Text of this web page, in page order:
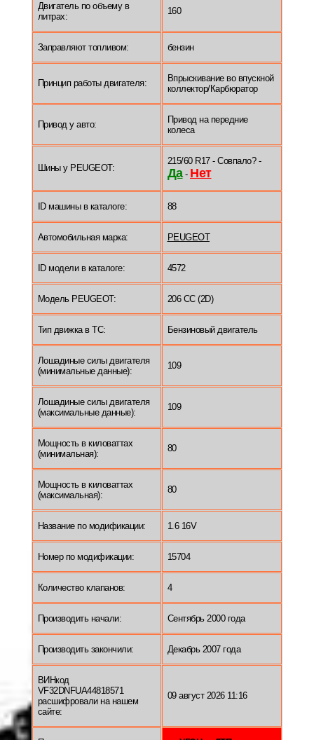
Двигатель по объему в
литрах:
160
Заправляют топливом: бензин
Принцип работы двигателя:
Впрыскивание во впускной
коллектор/Карбюратор
Привод у авто:
Привод на передние
колеса
Шины у PEUGEOT:
215/60 R17 - Совпало? -
Да- Нет
ID машины в каталоге: 88
Автомобильная марка: PEUGEOT
ID модели в каталоге: 4572
Модель PEUGEOT: 206 CC (2D)
Тип движка в ТС: Бензиновый двигатель
Лошадиные силы двигателя
(минимальные данные):
109
Лошадиные силы двигателя
(максимальные данные):
109
Мощность в киловаттах
(минимальная):
80
Мощность в киловаттах
(максимальная):
80
Название по модификации: 1.6 16V
Номер по модификации: 15704
Количество клапанов: 4
Производить начали: Сентябрь 2000 года
Производить закончили: Декабрь 2007 года
ВИНкод
VF32DNFUA44818571
расшифровали на нашем
сайте:
09 август 2026 11:16